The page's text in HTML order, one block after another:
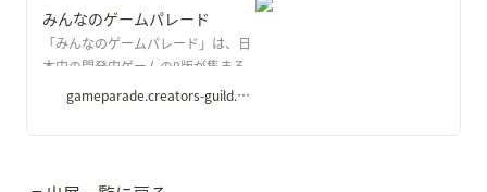
みんなのゲームパレード
「みんなのゲームパレード」は、日
本中の開発中ゲームのβ版が集まる
サイトです。GC甲子園の応募作品な
することができます。
gameparade.creators-guild.com